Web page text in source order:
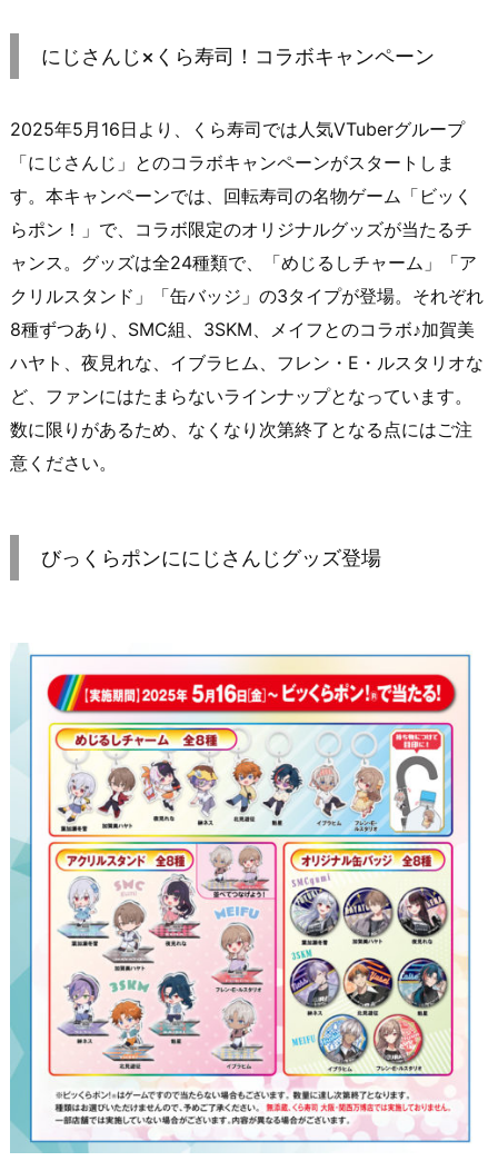
にじさんじ×くら寿司！コラボキャンペーン
2025年5月16日より、くら寿司では人気VTuberグループ
「にじさんじ」とのコラボキャンペーンがスタートしま
す。本キャンペーンでは、回転寿司の名物ゲーム「ビッく
らポン！」で、コラボ限定のオリジナルグッズが当たるチ
ャンス。グッズは全24種類で、「めじるしチャーム」「ア
クリルスタンド」「缶バッジ」の3タイプが登場。それぞれ
8種ずつあり、SMC組、3SKM、メイフとのコラボ♪加賀美
ハヤト、夜見れな、イブラヒム、フレン・E・ルスタリオな
ど、ファンにはたまらないラインナップとなっています。
数に限りがあるため、なくなり次第終了となる点にはご注
意ください。
びっくらポンににじさんじグッズ登場